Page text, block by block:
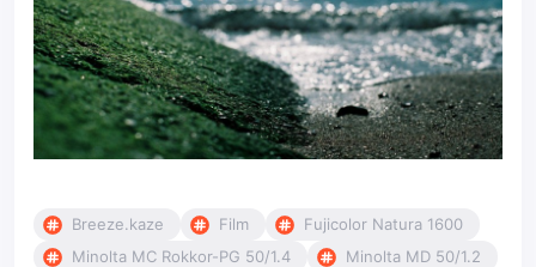
Breeze.kaze Film
Fujicolor Natura 1600
Minolta MC Rokkor-PG 50/1.4
Minolta MD 50/1.2